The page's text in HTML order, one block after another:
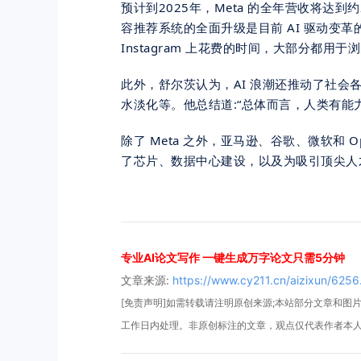
预计到2025年，Meta 的全年营收将达到
容推荐系统的全面升级是目前 AI 驱动变
Instagram 上花费的时间，大部分都用于浏
此外，舒尔茨认为，AI 浪潮还推动了社会
水淡化等。他总结道:“总体而言，人类有能
除了 Meta 之外，亚马逊、谷歌、微软和
了芯片、数据中心建设，以及为吸引顶尖
专业AI论文写作 一键生成万字论文只需5分钟
文章来源: https://www.cy211.cn/aizixun/
[免责声明]如需转载请注明原创来源;本站部分文章和
工作日内处理。非原创标注的文章，观点仅代表作者本